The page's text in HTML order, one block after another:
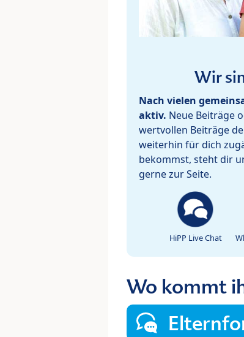
Wir
Nach vielen
aktiv. Neue Beiträge
wertvollen Beiträge
weiterhin für dich
bekommst, steht dir
gerne zur Seite.
HiPP Live Chat
Wo kommt